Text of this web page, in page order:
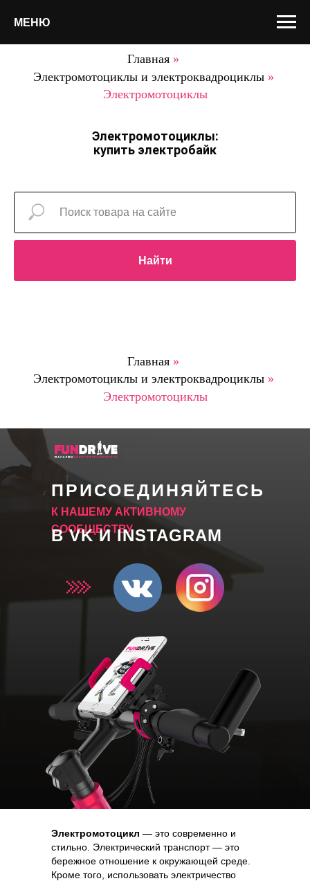
МЕНЮ
Главная »
Электромотоциклы и электроквадроциклы »
Электромотоциклы
Электромотоциклы:
купить электробайк
Найти
Главная »
Электромотоциклы и электроквадроциклы »
Электромотоциклы
ПРИСОЕДИНЯЙТЕСЬ
К НАШЕМУ АКТИВНОМУ
СООБЩЕСТВУ
В VK И INSTAGRAM
Электромотоцикл — это современно и
стильно. Электрический транспорт — это
бережное отношение к окружающей среде.
Кроме того, использовать электричество